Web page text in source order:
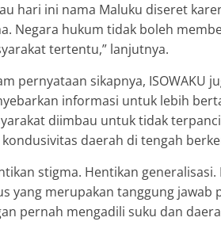
hari ini nama Maluku diseret
Negara hukum tidak boleh
tertentu,” lanjutnya.
pernyataan sikapnya, ISOWAKU
informasi untuk lebih
diimbau untuk tidak
kondusivitas daerah di tengah
stigma. Hentikan
yang merupakan tanggung jawab
pernah mengadili suku dan